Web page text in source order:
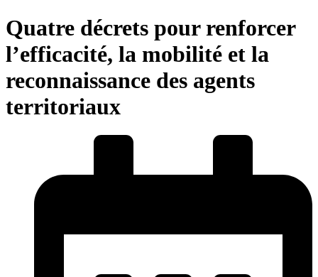
Quatre décrets pour renforcer
l’efficacité, la mobilité et la
reconnaissance des agents
territoriaux